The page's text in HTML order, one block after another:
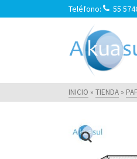
Teléfono: 55
INICIO » TIENDA »